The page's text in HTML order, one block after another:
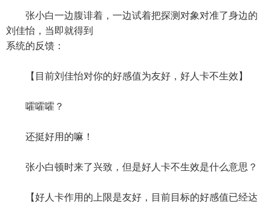
张小白一边腹诽着，一边试着把探测对象对准了身边的
刘佳怡，当即就得到
系统的反馈：
【目前刘佳怡对你的好感值为友好，好人卡不生效】
嚯嚯嚯？
还挺好用的嘛！
张小白顿时来了兴致，但是好人卡不生效是什么意思？
【好人卡作用的上限是友好，目前目标的好感值已经达